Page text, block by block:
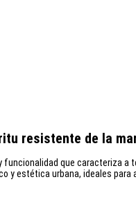
resistente de la
que caracteriza a
estética urbana, ideales para